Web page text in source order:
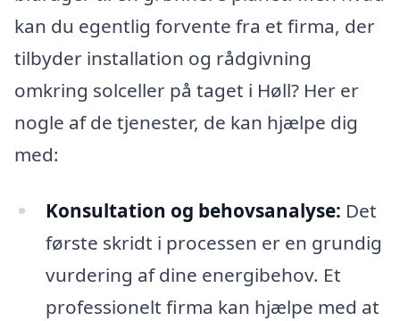
kan du egentlig forvente fra et firma, der
tilbyder installation og rådgivning
omkring solceller på taget i Høll? Her er
nogle af de tjenester, de kan hjælpe dig
med:
Konsultation og behovsanalyse: Det
første skridt i processen er en grundig
vurdering af dine energibehov. Et
professionelt firma kan hjælpe med at